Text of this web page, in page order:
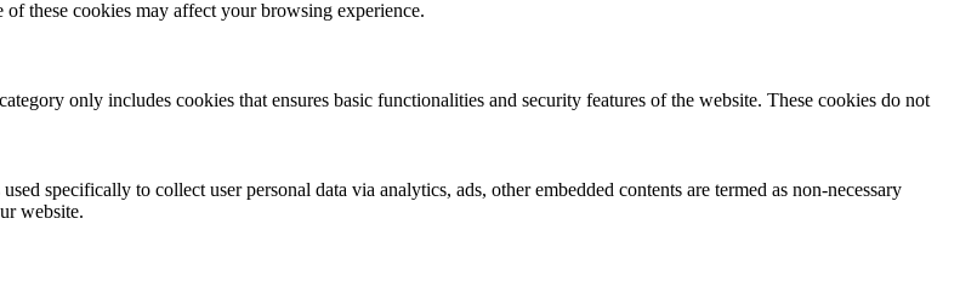
these cookies may affect your browsing experience.
only includes cookies that ensures basic functionalities and security features of the website. These cookies do not
specifically to collect user personal data via analytics, ads, other embedded contents are termed as non-necessary
website.